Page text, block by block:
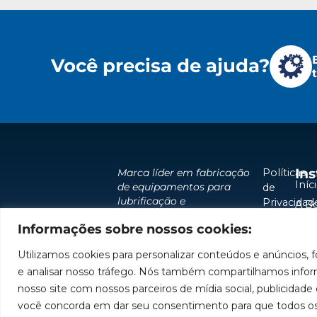
Informações sobre nossos cookies:
Utilizamos cookies para personalizar conteúdos e anúncios,
e analisar nosso tráfego. Nós também compartilhamos
nosso site com nossos parceiros de mídia social, publicidade
você concorda em dar seu consentimento para que todos
Você precisa de ajuda?
Marca líder em fabricação
de equipamentos para
lubrificação e
América do Sul.
Políticas
de
Cookies
A